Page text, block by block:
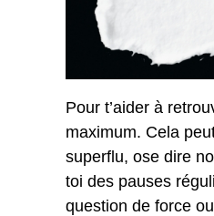
Pour t’aider à
maximum. Cela
superflu, ose dire
toi des pauses
question de force